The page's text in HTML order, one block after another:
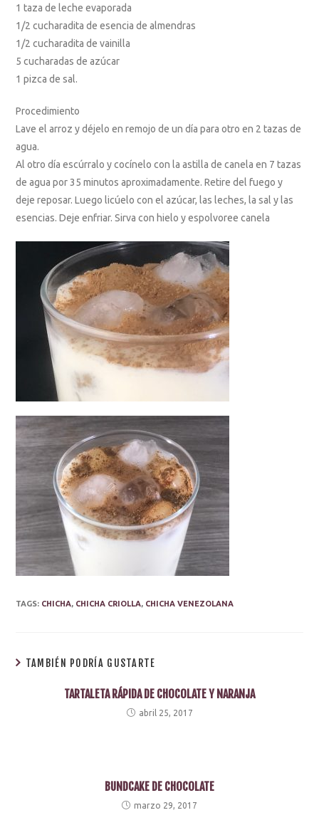
1 taza de leche evaporada
1/2 cucharadita de esencia de almendras
1/2 cucharadita de vainilla
5 cucharadas de azúcar
1 pizca de sal.
Procedimiento
Lave el arroz y déjelo en remojo de un día para otro en 2 tazas de
agua.
Al otro día escúrralo y cocínelo con la astilla de canela en 7 tazas
de agua por 35 minutos aproximadamente. Retire del fuego y
deje reposar. Luego licúelo con el azúcar, las leches, la sal y las
esencias. Deje enfriar. Sirva con hielo y espolvoree canela
TAGS: CHICHA, CHICHA CRIOLLA, CHICHA VENEZOLANA
TAMBIÉN PODRÍA GUSTARTE
TARTALETA RÁPIDA DE CHOCOLATE Y NARANJA
abril 25, 2017
BUNDCAKE DE CHOCOLATE
marzo 29, 2017